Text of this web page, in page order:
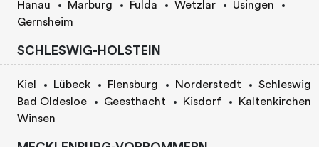
Hanau
Marburg Fulda Wetzlar
Usingen
Gernsheim
SCHLESWIG-HOLSTEIN
Kiel Lübeck Flensburg Norderstedt
Schleswig
Bad Oldesloe
Geesthacht Kisdorf
Kaltenkirchen
Winsen